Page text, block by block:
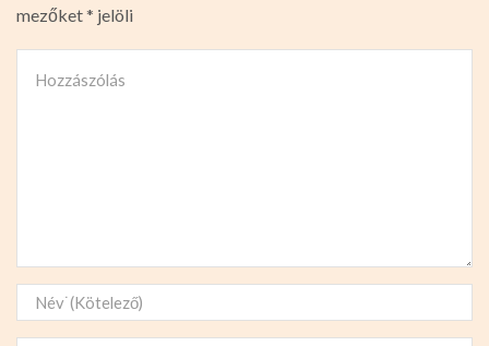
mezőket * jelöli